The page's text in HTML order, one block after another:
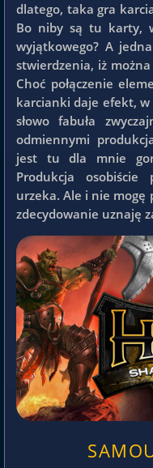
dlatego, taka gra
Bo niby są tu karty,
wyjątkowego? A
stwierdzenia, iż
Choć połączenie
karcianki daje efekt,
słowo fabuła
odmiennymi
jest tu dla mnie
Produkcja
urzeka. Ale i nie mogę
zdecydowanie uznaję